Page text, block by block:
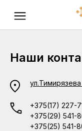
Наши
+375(17) 227-
+375(29) 541-
+375(25) 541-